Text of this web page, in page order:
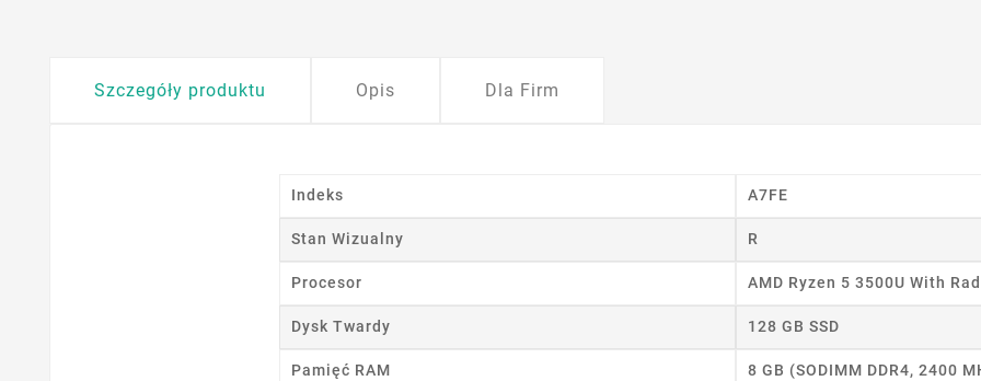
Szczegóły produktu Opis Dla Firm
Indeks A7FE
Stan Wizualny R
Procesor AMD Ryzen 5 3500U With
Dysk Twardy 128 GB SSD
Pamięć RAM 8 GB (SODIMM DDR4, 2400